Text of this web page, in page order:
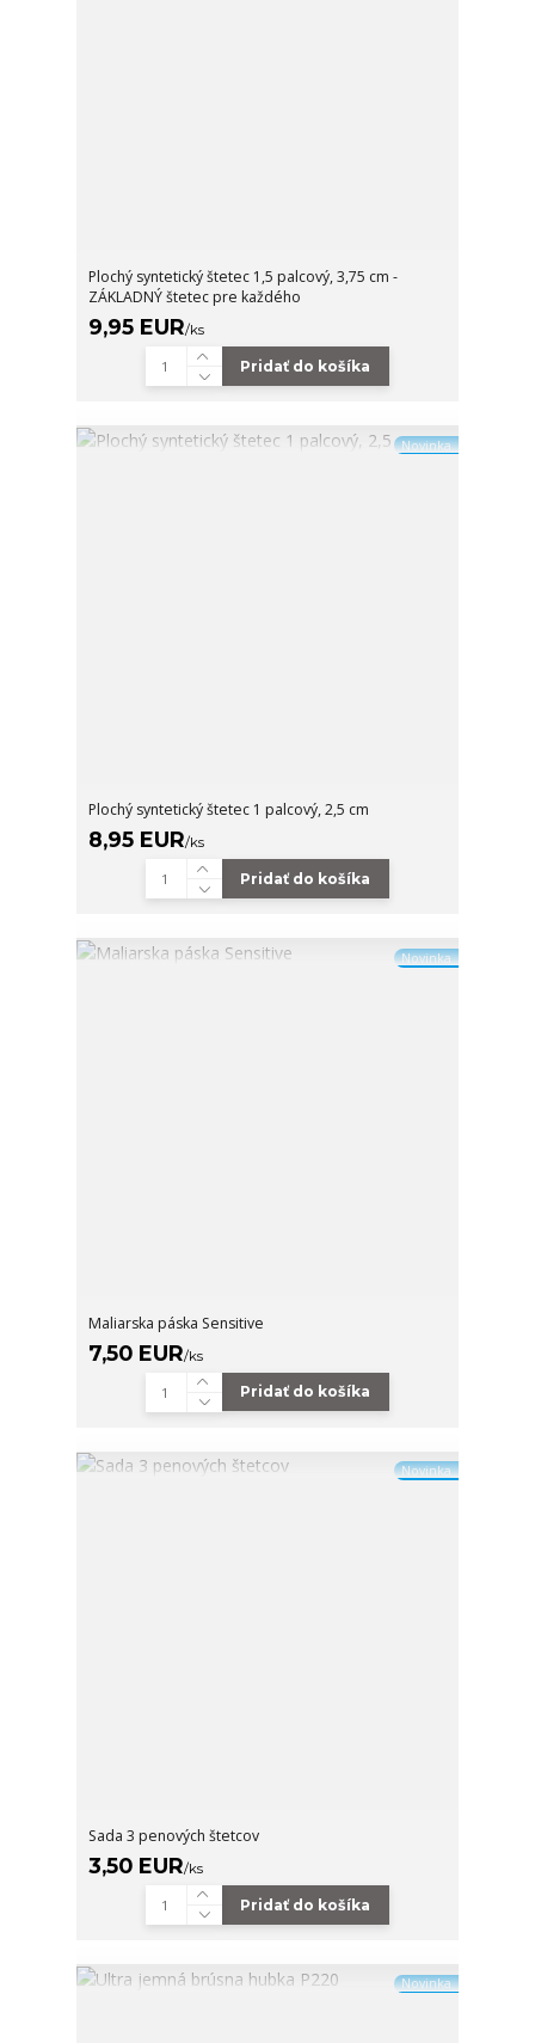
Plochý syntetický štetec 1,5 palcový, 3,75 cm -
ZÁKLADNÝ štetec pre každého
9,95 EUR/ks
Pridať do košíka
Novinka
Plochý syntetický štetec 1 palcový, 2,5 cm
8,95 EUR/ks
Pridať do košíka
Novinka
Maliarska páska Sensitive
7,50 EUR/ks
Pridať do košíka
Novinka
Sada 3 penových štetcov
3,50 EUR/ks
Pridať do košíka
Novinka